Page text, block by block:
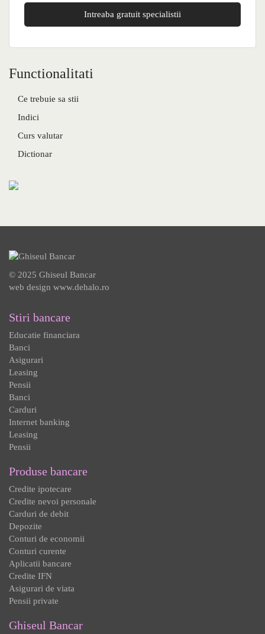
Intreaba gratuit specialistii
Functionalitati
Ce trebuie sa stii
Indici
Curs valutar
Dictionar
© 2025 Ghiseul Bancar
web design www.dehalo.ro
Stiri bancare
Educatie financiara
Banci
Asigurari
Leasing
Pensii
Banci
Carduri
Internet banking
Leasing
Pensii
Produse bancare
Credite ipotecare
Credite nevoi personale
Carduri de debit
Depozite
Conturi de economii
Conturi curente
Aplicatii bancare
Credite IFN
Asigurari de viata
Pensii private
Ghiseul Bancar